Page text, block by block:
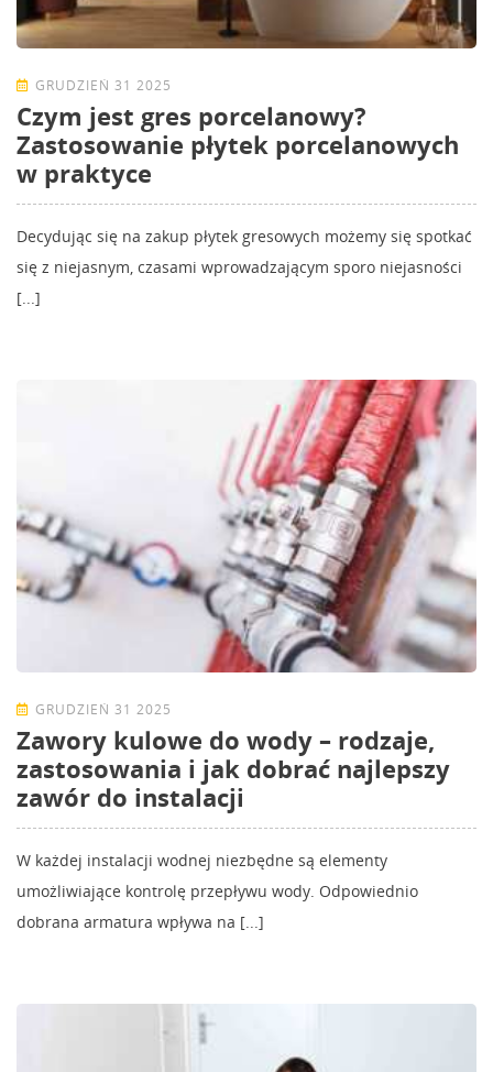
GRUDZIEŃ 31 2025
Czym jest gres porcelanowy?
Zastosowanie płytek porcelanowych
w praktyce
Decydując się na zakup płytek gresowych możemy się spotkać
się z niejasnym, czasami wprowadzającym sporo niejasności
[...]
GRUDZIEŃ 31 2025
Zawory kulowe do wody – rodzaje,
zastosowania i jak dobrać najlepszy
zawór do instalacji
W każdej instalacji wodnej niezbędne są elementy
umożliwiające kontrolę przepływu wody. Odpowiednio
dobrana armatura wpływa na [...]